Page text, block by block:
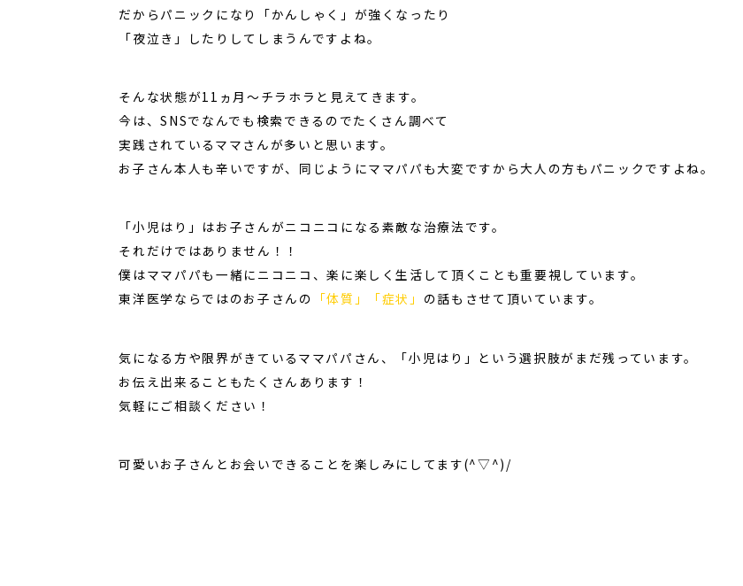
だからパニックになり「かんしゃく」が強くなったり
「夜泣き」したりしてしまうんですよね。
そんな状態が11ヵ月～チラホラと見えてきます。
今は、SNSでなんでも検索できるのでたくさん調べて
実践されているママさんが多いと思います。
お子さん本人も辛いですが、同じようにママパパも大変ですから大人の方もパニックですよね。
「小児はり」はお子さんがニコニコになる素敵な治療法です。
それだけではありません！！
僕はママパパも一緒にニコニコ、楽に楽しく生活して頂くことも重要視しています。
東洋医学ならではのお子さんの
「体質」「症状」 の話もさせて頂いています。
気になる方や限界がきているママパパさん、「小児はり」という選択肢がまだ残っています。
お伝え出来ることもたくさんあります！
気軽にご相談ください！
可愛いお子さんとお会いできることを楽しみにしてます(^▽^)/